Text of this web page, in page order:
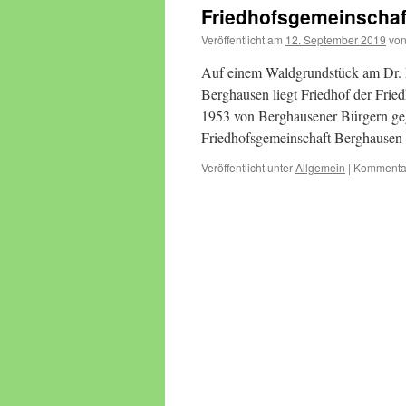
Veröffentlicht am 12. September 2019 von
Auf einem Waldgrundstück am
Berghausen liegt Friedhof der
1953 von Berghausener Bürgern
Friedhofsgemeinschaft
Veröffentlicht unterAllgemein |